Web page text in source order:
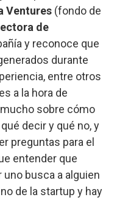
Ventures (fondo de
de
y reconoce que
durante
entre otros
a la hora de
sobre cómo
decir y qué no, y
preguntas para el
entender que
busca a alguien
de la startup y hay